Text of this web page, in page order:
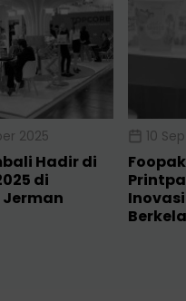
2025
Hadir di
di
Jerman
10